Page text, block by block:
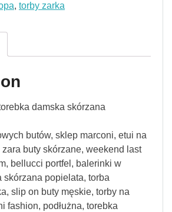
, torby zarka
damska skórzana
butów, sklep marconi, etui na
zara buty skórzane, weekend last
bellucci portfel, balerinki w
skórzana popielata, torba
slip on buty męskie, torby na
fashion, podłużna, torebka